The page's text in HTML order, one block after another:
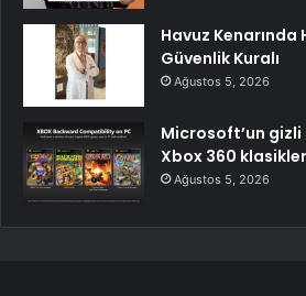
Havuz
Güvenlik Kuralı
Ağustos 5, 2026
Microsoft’un
Xbox 360
Ağustos 5, 2026